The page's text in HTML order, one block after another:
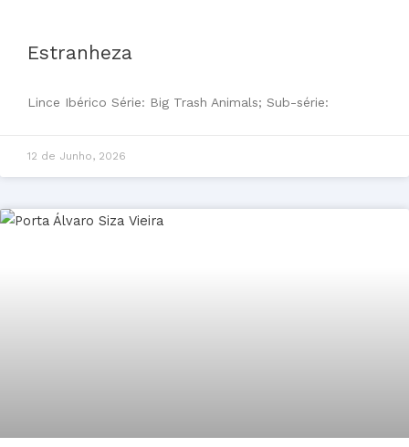
Estranheza
Lince Ibérico Série: Big Trash Animals; Sub-série:
12 de Junho, 2026